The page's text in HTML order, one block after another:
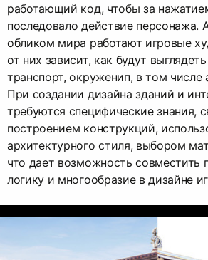
работающий код, чтобы за
последовало действие персонажа.
обликом мира работают игровые
от них зависит, как будут
транспорт, окруженип, в том числе
При создании дизайна зданий и
требуются специфические знания,
построением конструкций,
архитектурного стиля, выбором
что дает возможность совместить
логику и многообразие в дизайне